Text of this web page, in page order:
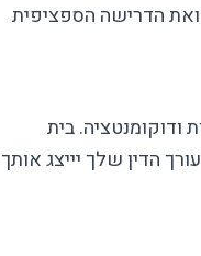
הדרישה הספציפית
ודוקומנטציה. בית
הדין שלך יייצג אותך